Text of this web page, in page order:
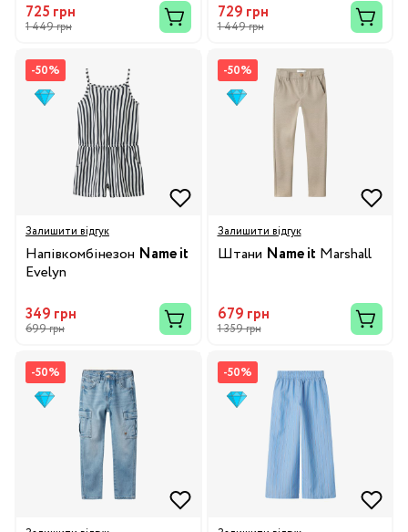
725 грн
1 449 грн
729 грн
1 449 грн
-50%
Залишити відгук
Напівкомбінезон Name it
Evelyn
349 грн
699 грн
-50%
Залишити відгук
Штани Name it Marshall
679 грн
1 359 грн
-50% -50%